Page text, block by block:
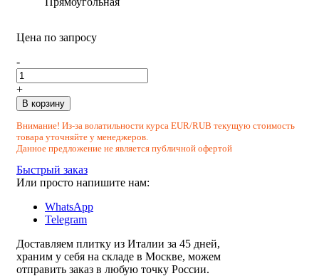
Цена по запросу
-
+
В корзину
Внимание! Из-за волатильности курса EUR/RUB текущую стоимость
товара уточняйте у менеджеров.
Данное предложение не является публичной офертой
Быстрый заказ
Или просто напишите нам:
WhatsApp
Telegram
Доставляем плитку из Италии за 45 дней,
храним у себя на складе в Москве, можем
отправить заказ в любую точку России.